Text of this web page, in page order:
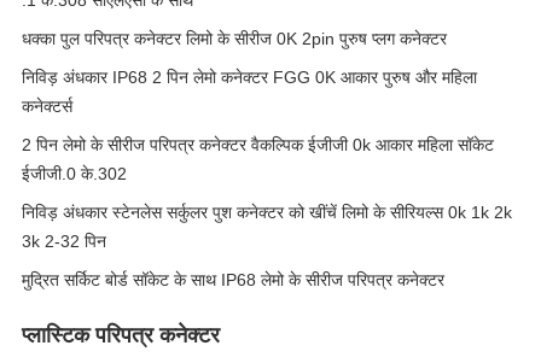
धक्का पुल परिपत्र कनेक्टर लिमो के सीरीज 0K 2pin पुरुष प्लग कनेक्टर
निविड़ अंधकार IP68 2 पिन लेमो कनेक्टर FGG 0K आकार पुरुष और महिला
कनेक्टर्स
2 पिन लेमो के सीरीज परिपत्र कनेक्टर वैकल्पिक ईजीजी 0k आकार महिला सॉकेट
ईजीजी.0 के.302
निविड़ अंधकार स्टेनलेस सर्कुलर पुश कनेक्टर को खींचें लिमो के सीरियल्स 0k 1k 2k
3k 2-32 पिन
मुद्रित सर्किट बोर्ड सॉकेट के साथ IP68 लेमो के सीरीज परिपत्र कनेक्टर
प्लास्टिक परिपत्र कनेक्टर